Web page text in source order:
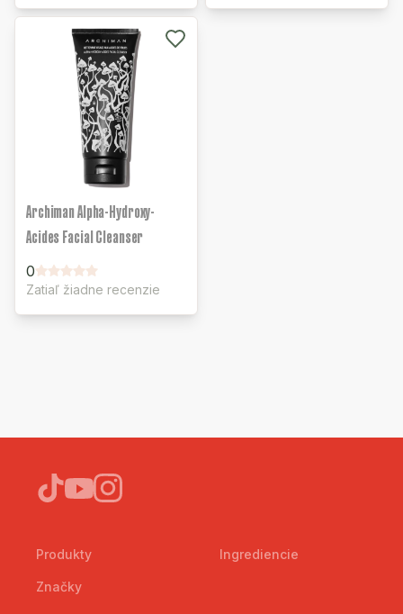
Archiman Alpha-Hydroxy-
Acides Facial Cleanser
0
Zatiaľ žiadne recenzie
Produkty
Značky
Ingrediencie